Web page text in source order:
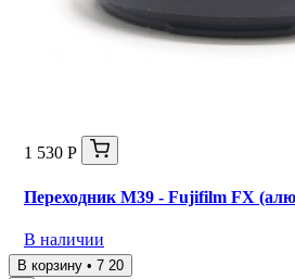
1 530 Р
Переходник M39 - Fujifilm FX
В наличии
В корзину • 7 20